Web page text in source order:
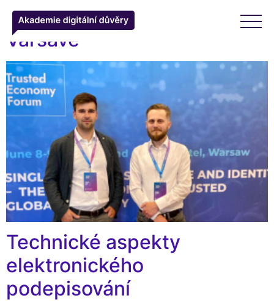
Trusted Economy Forum ve
Varšavě
Technické aspekty
elektronického
podepisování